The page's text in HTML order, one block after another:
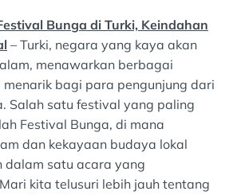
I
N
:
Bunga di Turki, Keindahan
– Turki, negara yang kaya akan
menawarkan berbagai
bagi para pengunjung dari
Salah satu festival yang paling
Festival Bunga, di mana
dan kekayaan budaya lokal
dalam satu acara yang
kita telusuri lebih jauh tentang